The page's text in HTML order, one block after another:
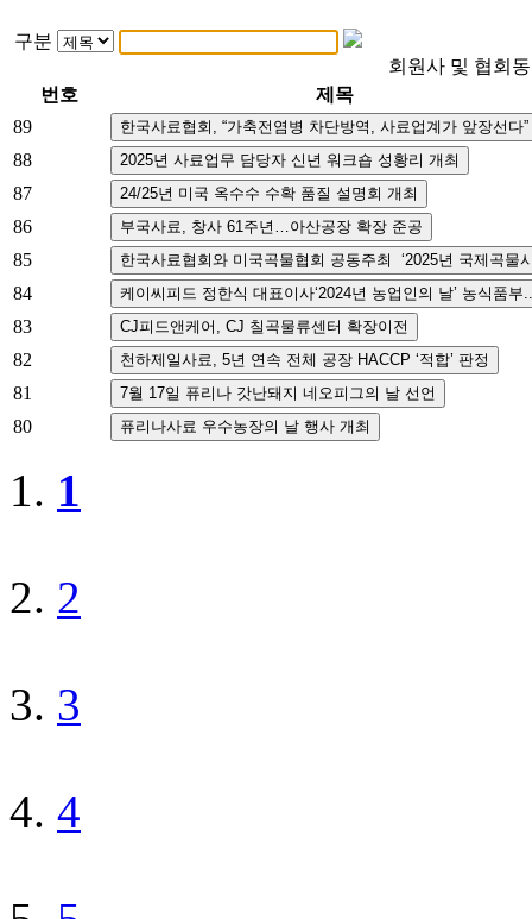
구분
회원사 및 협회
번호
제목
89
88
87
86
85
84
83
82
81
80
1
2
3
4